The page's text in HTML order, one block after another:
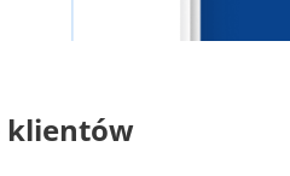
klientów